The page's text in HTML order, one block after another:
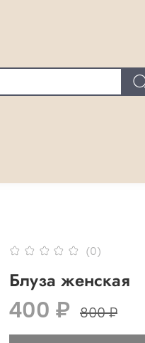
(0)
Блуза женская
400 ₽ 800 ₽